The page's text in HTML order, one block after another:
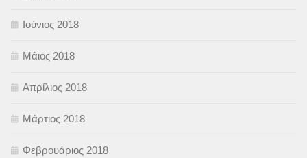
Ιούνιος 2018
Μάιος 2018
Απρίλιος 2018
Μάρτιος 2018
Φεβρουάριος 2018